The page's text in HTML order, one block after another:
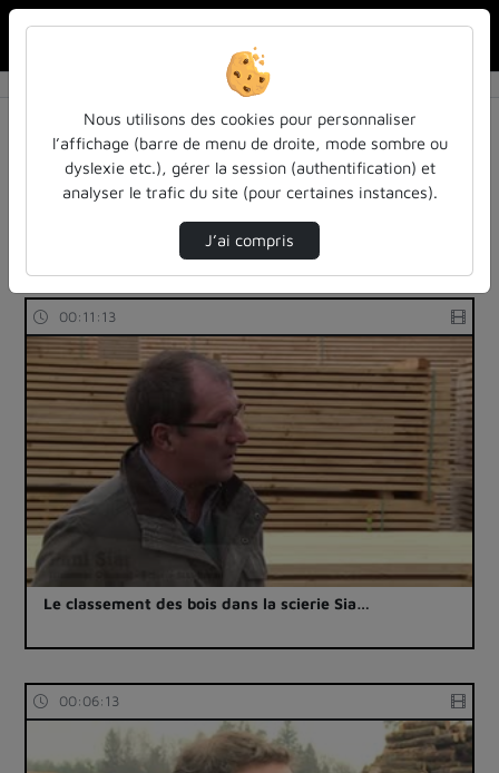
Résultats de la recherche
Filtres actifs (cliquer pour en retirer) :
Français
cours-formations
arbre
agronomie-agriculture-sylviculture
4 vidéos trouvées
00:11:13
Le classement des bois dans la scierie Sia…
00:06:13
Nous utilisons des cookies pour personnaliser
l’affichage (barre de menu de droite, mode sombre ou
dyslexie etc.), gérer la session (authentification) et
analyser le trafic du site (pour certaines instances).
J’ai compris